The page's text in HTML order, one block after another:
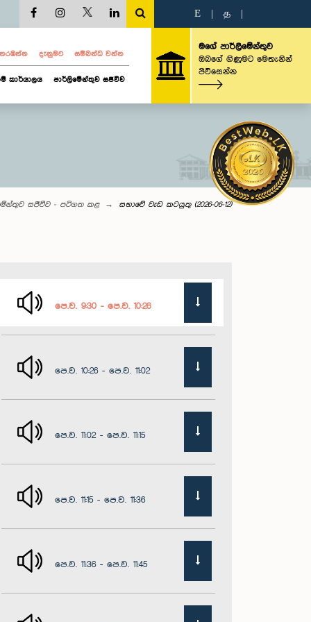
E த
දැනුමට සම්බන්ධ වන්න
කාර්යාලය පාර්ලිමේන්තුව සජීවීව
මගේ පාර්ලිමේන්තුව
ඔබගේ ගිණුමට මෙතැනින්
පිවිසෙන්න
සජීවීව - පටිගත කළ සභාවේ වැඩ කටයුතු (2026-06-12)
පෙ.ව. 9:30 - පෙ.ව. 10:26
පෙ.ව. 10:26 - පෙ.ව. 11:02
පෙ.ව. 11:02 - පෙ.ව. 11:15
පෙ.ව. 11:15 - පෙ.ව. 11:36
පෙ.ව. 11:36 - පෙ.ව. 11:45